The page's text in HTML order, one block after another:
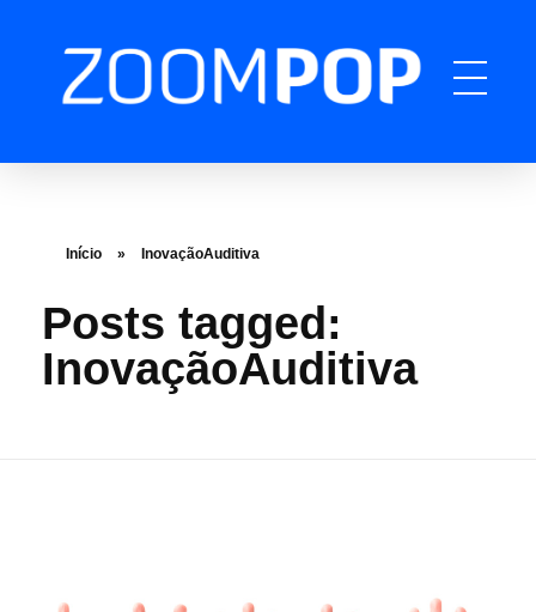
Início » InovaçãoAuditiva
Posts tagged:
InovaçãoAuditiva